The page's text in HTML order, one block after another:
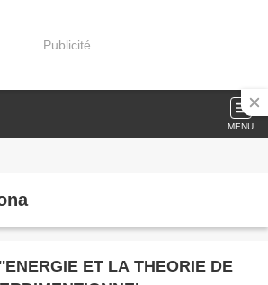
Publicité
MENU
ET LA THEORIE DE